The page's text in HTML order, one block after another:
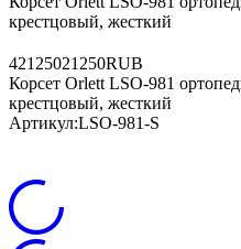
крестцовый, жесткий
42125021250RUB
Корсет Orlett LSO-981
крестцовый, жесткий
Артикул:LSO-981-S